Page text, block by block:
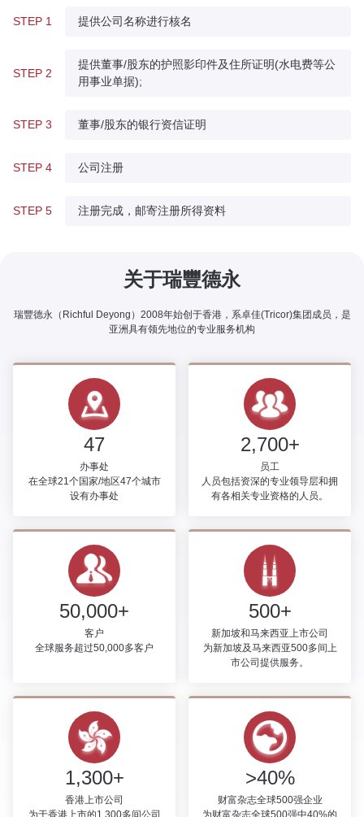
STEP 1 提供公司名称进行核名
STEP 2
提供董事/股东的护照影印件及住所证明(水电费等公
用事业单据);
STEP 3 董事/股东的银行资信证明
STEP 4 公司注册
STEP 5 注册完成，邮寄注册所得资料
关于瑞豐德永
瑞豐德永（Richful Deyong）2008年始创于香港，系卓佳(Tricor)集团成员，是
亚洲具有领先地位的专业服务机构
47
办事处
在全球21个国家/地区47个城市
设有办事处
2,700+
员工
人员包括资深的专业领导层和拥
有各相关专业资格的人员。
50,000+
客户
全球服务超过50,000多客户
500+
新加坡和马来西亚上市公司
为新加坡及马来西亚500多间上
市公司提供服务。
1,300+
香港上市公司
>40%
财富杂志全球500强企业